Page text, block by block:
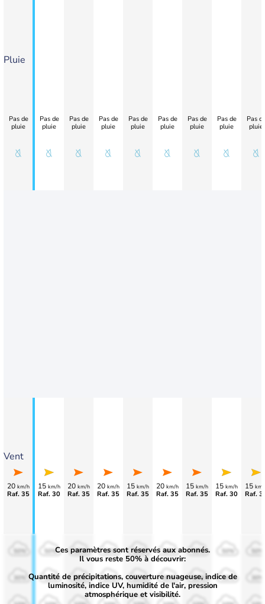
Pluie
Vent
Pas de
pluie
20 km/h
Raf. 35
Pas de
pluie
15 km/h
Raf. 30
Pas de
pluie
20 km/h
Raf. 35
Pas de
pluie
20 km/h
Raf. 35
Pas de
pluie
15 km/h
Raf. 35
Pas de
pluie
20 km/h
Raf. 35
Pas de
pluie
15 km/h
Raf. 35
Pas de
pluie
15 km/h
Raf. 30
Pas
pluie
15
Raf.
50%
30%
50%
30%
50%
30%
50%
30%
50%
30%
50%
30%
50%
30%
Ces paramètres sont réservés aux abonnés.
Il vous reste 50% à découvrir:
Quantité de précipitations, couverture nuageuse, indice de
luminosité, indice UV, humidité de l'air, pression
atmosphérique et visibilité.